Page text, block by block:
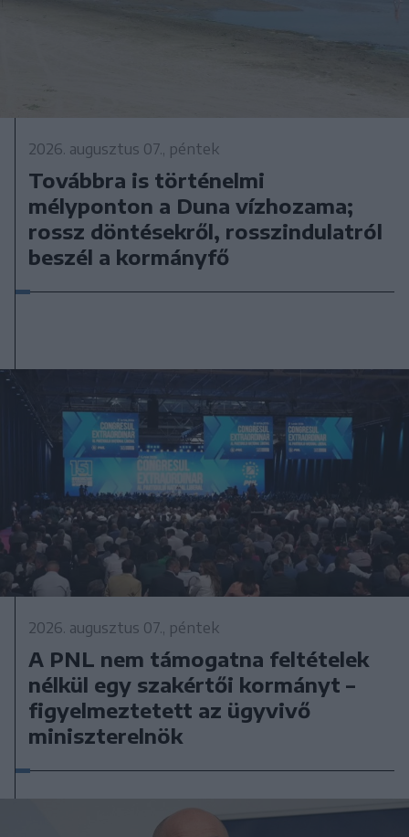
2026. augusztus 07., péntek
Továbbra is történelmi
mélyponton a Duna vízhozama;
rossz döntésekről, rosszindulatról
beszél a kormányfő
2026. augusztus 07., péntek
A PNL nem támogatna feltételek
nélkül egy szakértői kormányt –
figyelmeztetett az ügyvivő
miniszterelnök